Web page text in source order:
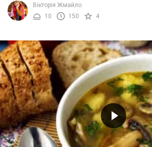
Вікторія Жмайло
10
150 4